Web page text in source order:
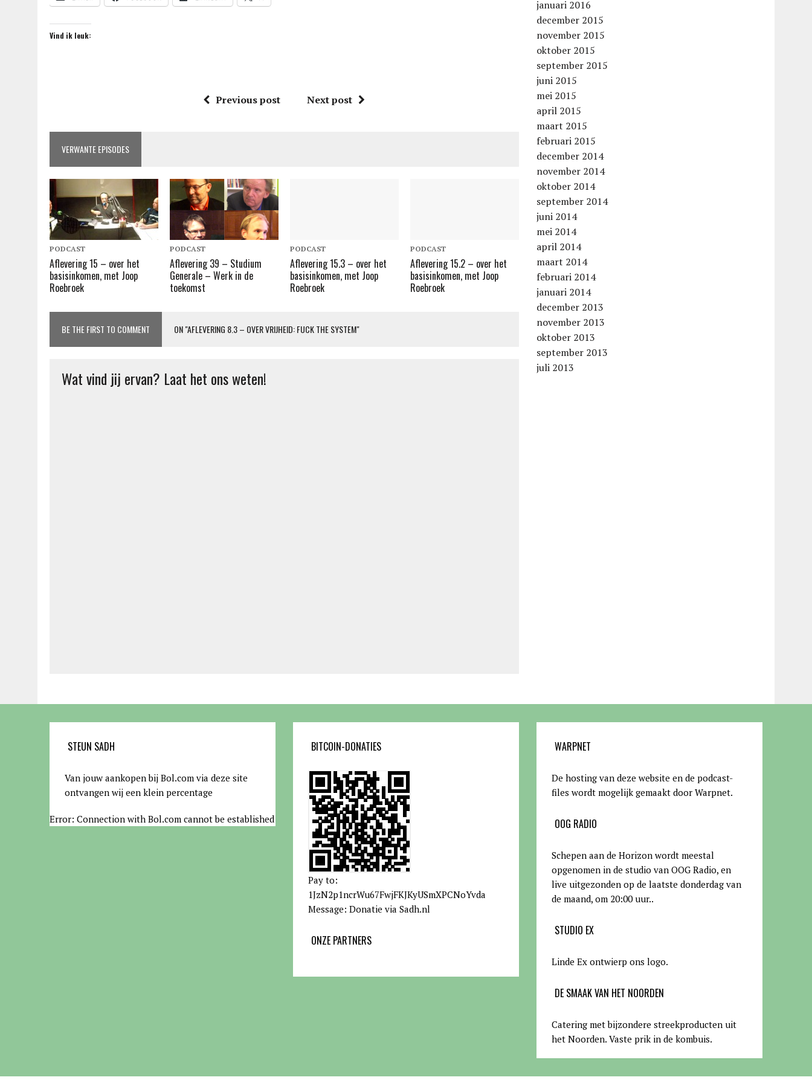
Vind ik leuk:
Previous post Next post
VERWANTE EPISODES
PODCAST
Aflevering 15 – over het
basisinkomen, met Joop
Roebroek
PODCAST
Aflevering 39 – Studium
Generale – Werk in de
toekomst
PODCAST
Aflevering 15.3 – over het
basisinkomen, met Joop
Roebroek
PODCAST
Aflevering 15.2 – over het
basisinkomen, met Joop
Roebroek
BE THE FIRST TO COMMENT ON "AFLEVERING 8.3 – OVER VRIJHEID: FUCK THE SYSTEM"
Wat vind jij ervan? Laat het ons weten!
januari 2016
december 2015
november 2015
oktober 2015
september 2015
juni 2015
mei 2015
april 2015
maart 2015
februari 2015
december 2014
november 2014
oktober 2014
september 2014
juni 2014
mei 2014
april 2014
maart 2014
februari 2014
januari 2014
december 2013
november 2013
oktober 2013
september 2013
juli 2013
STEUN SADH
Van jouw aankopen bij Bol.com via deze site
ontvangen wij een klein percentage
Error: Connection with Bol.com cannot be established
BITCOIN-DONATIES
Pay to:
1JzN2p1ncrWu67FwjFKJKyUSmXPCNoYvda
Message: Donatie via Sadh.nl
ONZE PARTNERS
WARPNET
De hosting van deze website en de podcast-
files wordt mogelijk gemaakt door Warpnet.
OOG RADIO
Schepen aan de Horizon wordt meestal
opgenomen in de studio van OOG Radio, en
live uitgezonden op de laatste donderdag van
de maand, om 20:00 uur..
STUDIO EX
Linde Ex ontwierp ons logo.
DE SMAAK VAN HET NOORDEN
Catering met bijzondere streekproducten uit
het Noorden. Vaste prik in de kombuis.